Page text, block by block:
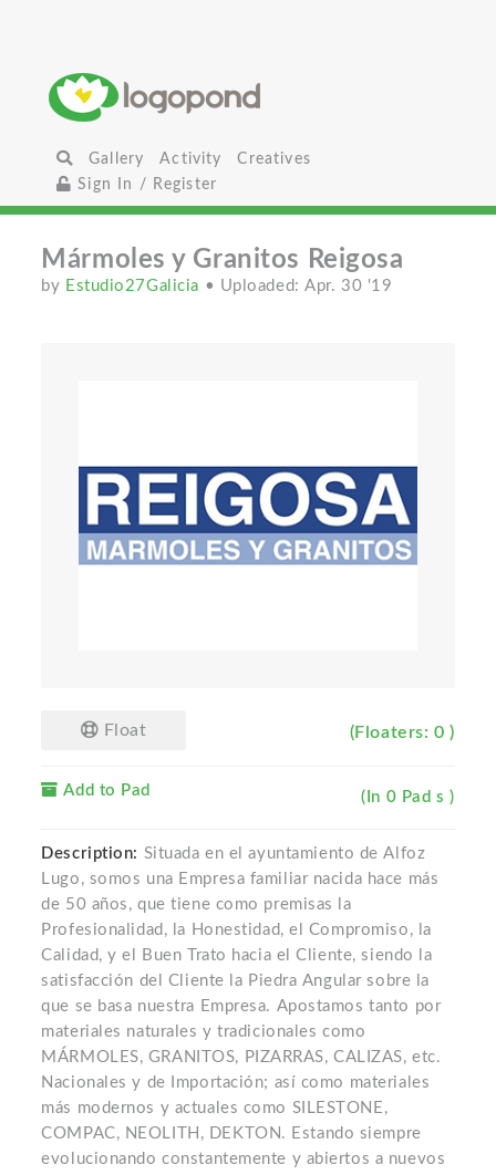
Gallery Activity
Creatives
Sign In / Register
Mármoles y Granitos Reigosa
by Estudio27Galicia • Uploaded: Apr. 30 '19
Float (Floaters: 0 )
Add to Pad (In 0 Pad s )
Description: Situada en el ayuntamiento de Alfoz
Lugo, somos una Empresa familiar nacida hace más
de 50 años, que tiene como premisas la
Profesionalidad, la Honestidad, el Compromiso, la
Calidad, y el Buen Trato hacia el Cliente, siendo la
satisfacción del Cliente la Piedra Angular sobre la
que se basa nuestra Empresa. Apostamos tanto por
materiales naturales y tradicionales como
MÁRMOLES, GRANITOS, PIZARRAS, CALIZAS, etc.
Nacionales y de Importación; así como materiales
más modernos y actuales como SILESTONE,
COMPAC, NEOLITH, DEKTON. Estando siempre
evolucionando constantemente y abiertos a nuevos